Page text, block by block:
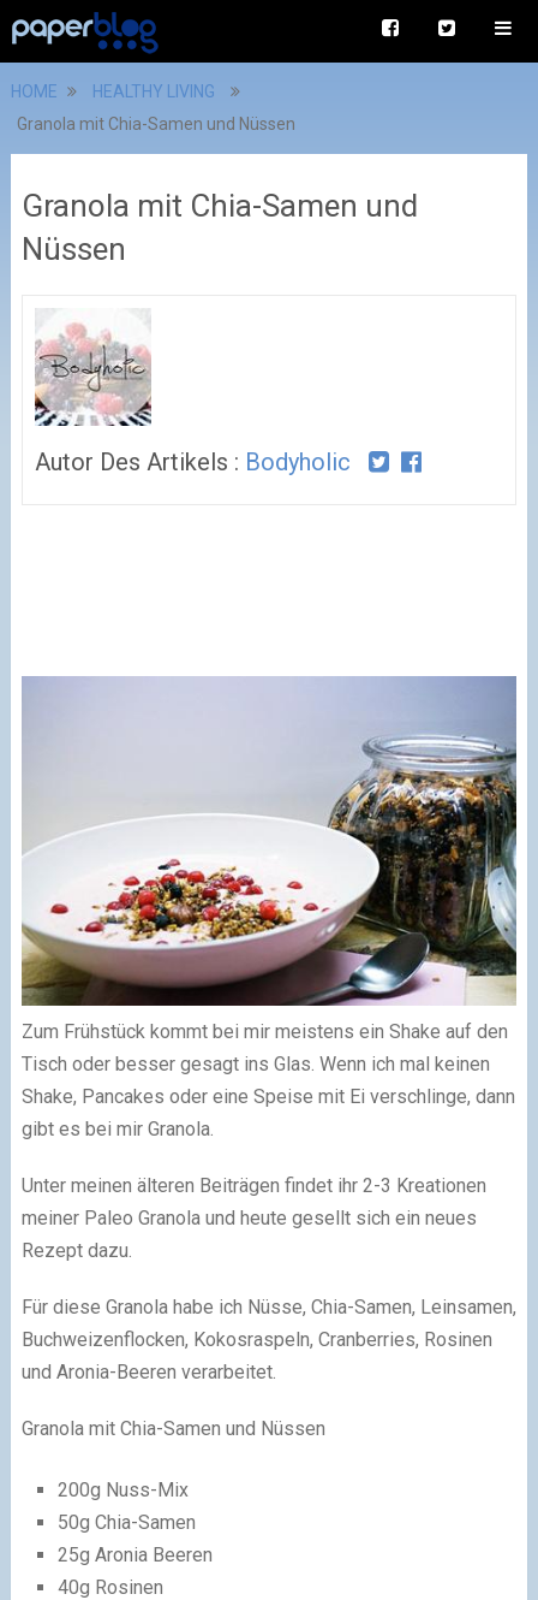
HOME
HEALTHY LIVING
Granola mit Chia-Samen und Nüssen
Granola mit Chia-Samen und
Nüssen
Autor Des Artikels : Bodyholic
Zum Frühstück kommt bei mir meistens ein Shake auf den
Tisch oder besser gesagt ins Glas. Wenn ich mal keinen
Shake, Pancakes oder eine Speise mit Ei verschlinge, dann
gibt es bei mir Granola.
Unter meinen älteren Beiträgen findet ihr 2-3 Kreationen
meiner Paleo Granola und heute gesellt sich ein neues
Rezept dazu.
Für diese Granola habe ich Nüsse, Chia-Samen, Leinsamen,
Buchweizenflocken, Kokosraspeln, Cranberries, Rosinen
und Aronia-Beeren verarbeitet.
Granola mit Chia-Samen und Nüssen
200g Nuss-Mix
50g Chia-Samen
25g Aronia Beeren
40g Rosinen